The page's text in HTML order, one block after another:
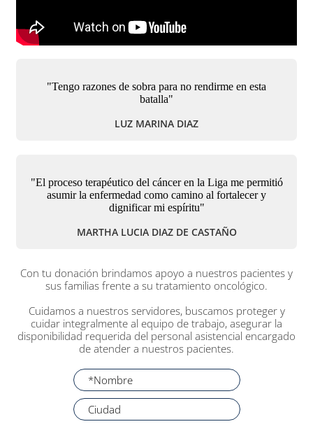
"Tengo razones de sobra para no rendirme en esta
batalla"
LUZ MARINA DIAZ
"El proceso terapéutico del cáncer en la Liga me permitió
asumir la enfermedad como camino al fortalecer y
dignificar mi espíritu"
MARTHA LUCIA DIAZ DE CASTAÑO
Con tu donación brindamos apoyo a nuestros pacientes y
sus familias frente a su tratamiento oncológico.
Cuidamos a nuestros servidores, buscamos proteger y
cuidar integralmente al equipo de trabajo, asegurar la
disponibilidad requerida del personal asistencial encargado
de atender a nuestros pacientes.